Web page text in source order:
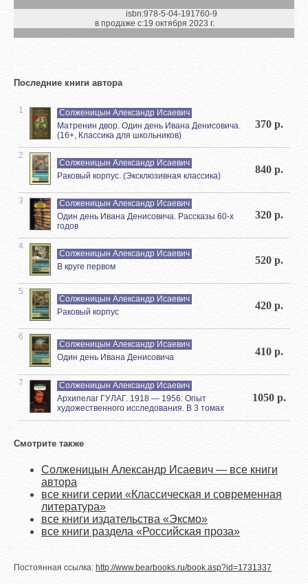
isbn:978-5-04-191760-9
в продаже с:19 октября 2023 г.
Последние книги автора
1
Солженицын Александр Исаевич
Матренин двор. Один день Ивана Денисовича.
(16+, Классика для школьников)
370 р.
2
Солженицын Александр Исаевич
Раковый корпус. (Эксклюзивная классика)
840 р.
3
Солженицын Александр Исаевич
Один день Ивана Денисовича. Рассказы 60-х
годов
320 р.
4
Солженицын Александр Исаевич
В круге первом
520 р.
5
Солженицын Александр Исаевич
Раковый корпус
420 р.
6
Солженицын Александр Исаевич
Один день Ивана Денисовича
410 р.
7
Солженицын Александр Исаевич
Архипелаг ГУЛАГ. 1918 — 1956: Опыт
художественного исследования. В 3 томах
1050 р.
Смотрите также
Солженицын Александр Исаевич — все книги
автора
все книги серии «Классическая и современная
литература»
все книги издательства «Эксмо»
все книги раздела «Российская проза»
Постоянная ссылка: http://www.bearbooks.ru/book.asp?id=1731337